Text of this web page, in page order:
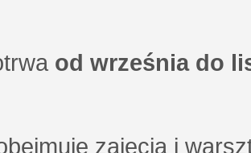
od września do
zajęcia i